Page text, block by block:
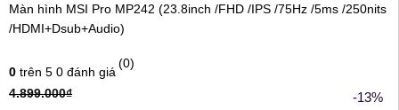
Màn hình MSI Pro MP242 (23.8inch /FHD /IPS /75Hz /5ms /250nits
/HDMI+Dsub+Audio)
0 trên 5 0 đánh giá
(0)
4.899.000₫ -13%